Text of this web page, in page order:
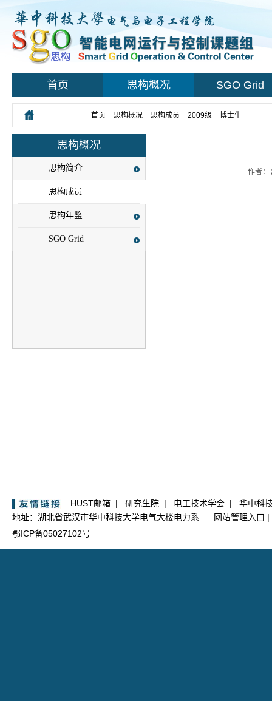
首页 思构概况 SGO Grid
首页 思构概况 思构成员 2009级 博士生
思构概况
思构简介
思构成员
思构年鉴
SGO Grid
作者：
HUST邮箱 | 研究生院 | 电工技术学会 | 华中科
地址：湖北省武汉市华中科技大学电气大楼电力系
网站管理入口 |
鄂ICP备05027102号